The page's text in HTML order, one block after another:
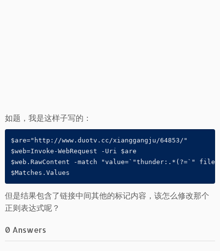
如题，我是这样子写的：
$are="http://www.duotv.cc/xianggangju/64853/"
$web=Invoke-WebRequest -Uri $are
$web.RawContent -match "value=`"thunder:.*(?=`"
$Matches.Values
但是结果包含了链接中间其他的标记内容，该怎么修改那个
正则表达式呢？
0 Answers